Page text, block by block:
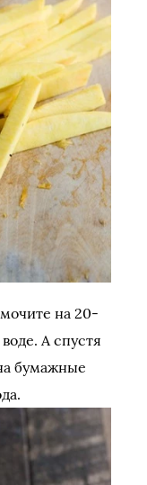
на 20-
А спустя
бумажные